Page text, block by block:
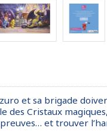
et sa brigade
des Cristaux
et trouver